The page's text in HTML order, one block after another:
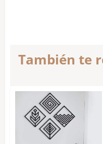
También te